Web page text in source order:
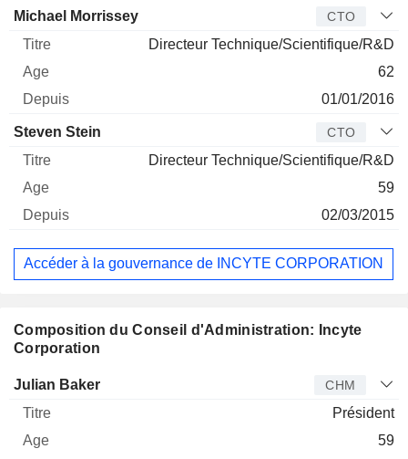
Michael Morrissey CTO
Directeur Technique/Scientifique/R&D
62
01/01/2016
Steven Stein CTO
Directeur Technique/Scientifique/R&D
59
02/03/2015
Accéder à la gouvernance de INCYTE CORPORATION
Composition du Conseil d'Administration: Incyte
Corporation
Administrateur
Julian Baker CHM
Président
59